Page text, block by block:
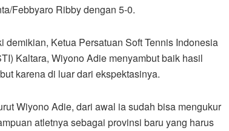
Febbyaro Ribby dengan 5-0.
demikian, Ketua Persatuan Soft Tennis Indonesia
Kaltara, Wiyono Adie menyambut baik hasil
karena di luar dari ekspektasinya.
Wiyono Adie, dari awal ia sudah bisa mengukur
atletnya sebagai provinsi baru yang harus